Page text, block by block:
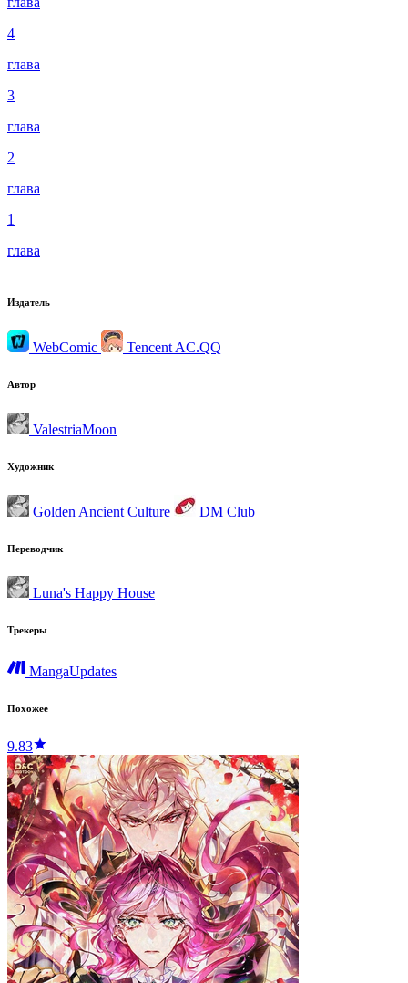
4
глава
3
глава
2
глава
1
глава
Издатель
WebComic Tencent AC.QQ
Автор
ValestriaMoon
Художник
Golden Ancient Culture DM Club
Переводчик
Luna's Happy House
Трекеры
MangaUpdates
Похожее
9.83